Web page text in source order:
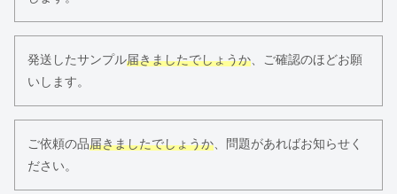
発送したサンプル届きましたでしょうか、ご確認のほどお願
いします。
ご依頼の品届きましたでしょうか、問題があればお知らせく
ださい。